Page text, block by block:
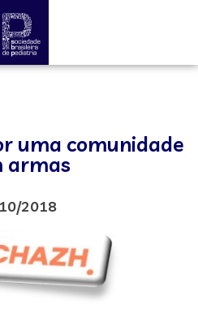
uma comunidade
armas
2018